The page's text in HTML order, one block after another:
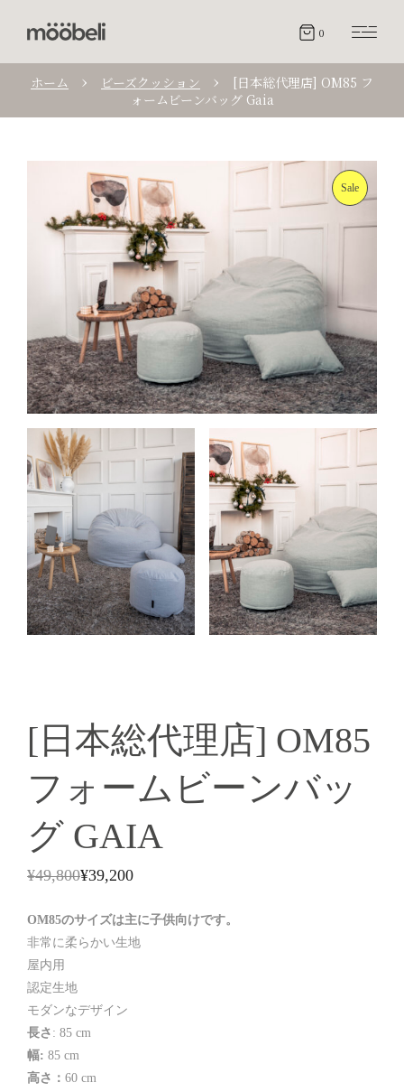
0
ホーム ビーズクッション
[日本総代理店] OM85 フ
ォームビーンバッグ Gaia
Sale
[日本総代理店] OM85
フォームビーンバッ
グ GAIA
¥49,800¥39,200
OM85のサイズは主に子供向けです。
非常に柔らかい生地
屋内用
認定生地
モダンなデザイン
長さ : 85 cm
幅: 85 cm
高さ： 60 cm